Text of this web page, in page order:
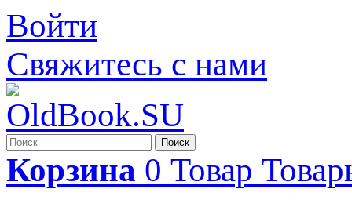
Войти
Свяжитесь с нами
Поиск
Корзина 0 Товар